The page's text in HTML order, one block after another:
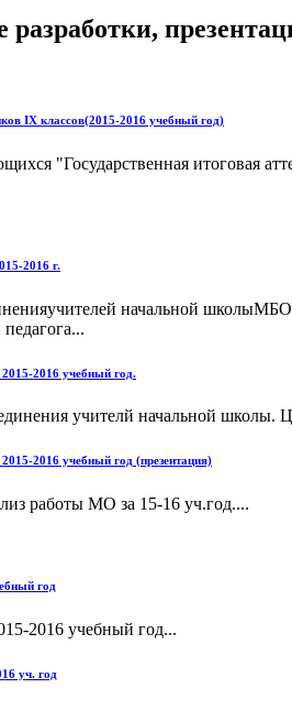
разработки,
IX классов(2015-2016 учебный год)
"Государственная итоговая
2016 г.
начальной
2016 учебный год.
учителй начальной школы.
2016 учебный год (презентация)
работы МО за 15-16 уч.год....
год
2016 учебный год...
уч. год